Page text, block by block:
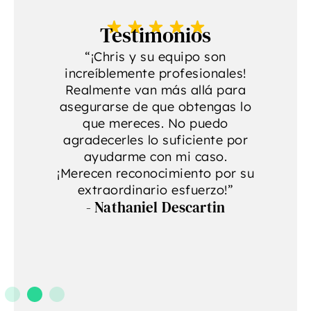
Testimonios
“¡Chris y su equipo son
increíblemente profesionales!
Realmente van más allá para
asegurarse de que obtengas lo
que mereces. No puedo
agradecerles lo suficiente por
ayudarme con mi caso.
¡Merecen reconocimiento por su
extraordinario esfuerzo!”
- Nathaniel Descartin